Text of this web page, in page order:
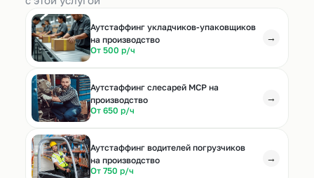
Аутстаффинг укладчиков-упаковщиков
на производство
От 500 р/ч
→
Аутстаффинг слесарей МСР на
производство
От 650 р/ч
→
Аутстаффинг водителей погрузчиков
на производство
От 750 р/ч
→